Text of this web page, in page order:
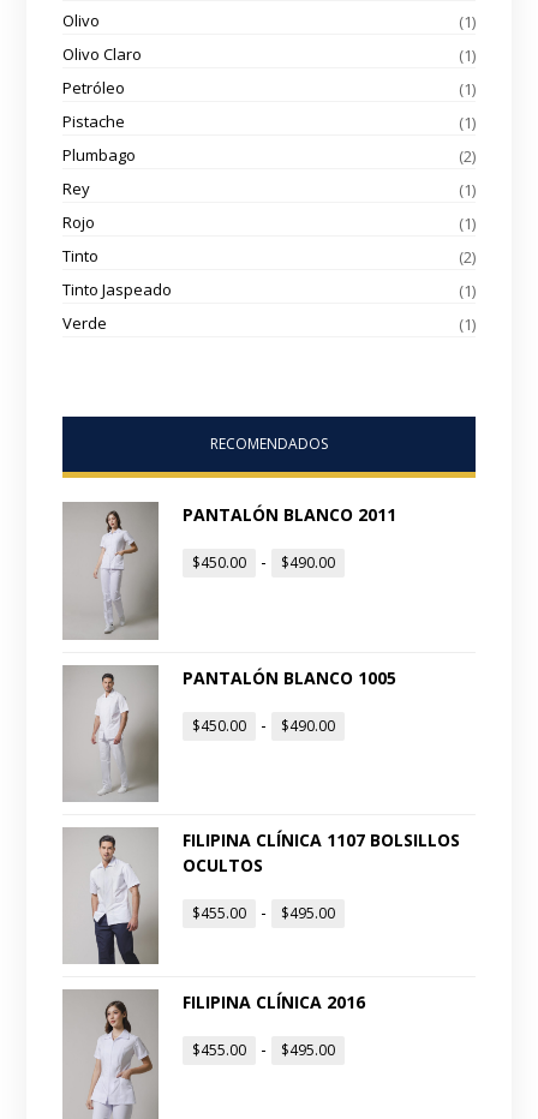
Olivo
(1)
Olivo Claro
(1)
Petróleo
(1)
Pistache
(1)
Plumbago
(2)
Rey
(1)
Rojo
(1)
Tinto
(2)
Tinto Jaspeado
(1)
Verde
(1)
RECOMENDADOS
PANTALÓN BLANCO 2011
$450.00 - $490.00
PANTALÓN BLANCO 1005
$450.00 - $490.00
FILIPINA CLÍNICA 1107 BOLSILLOS
OCULTOS
$455.00 - $495.00
FILIPINA CLÍNICA 2016
$455.00 - $495.00